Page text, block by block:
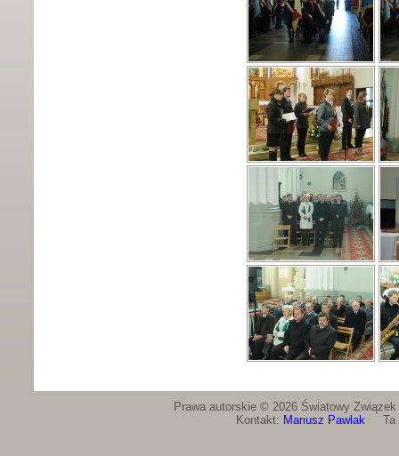
Prawa autorskie © 2026 Światowy
Kontakt: Mariusz PawlakTa